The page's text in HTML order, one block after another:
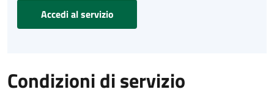
Accedi al servizio
Condizioni di servizio